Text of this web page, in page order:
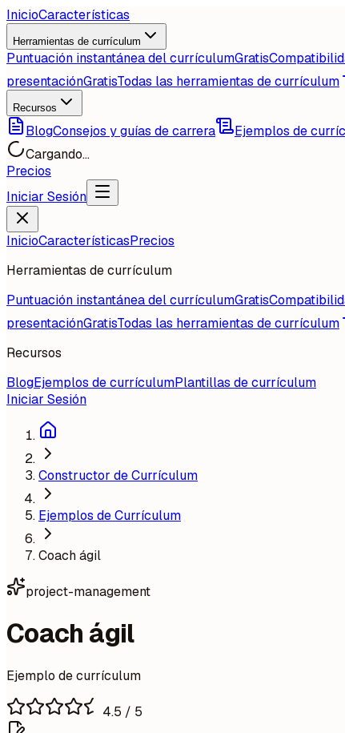
InicioCaracterísticas
Herramientas de currículum
Puntuación instantánea del currículumGratis
presentaciónGratisTodas las herramientas de currículum
Recursos
BlogConsejos y guías de carrera Ejemplos de
Cargando...
Precios
Iniciar Sesión
InicioCaracterísticasPrecios
Herramientas de currículum
Puntuación instantánea del currículumGratis
presentaciónGratisTodas las herramientas de currículum
Recursos
BlogEjemplos de currículumPlantillas de currículum
Iniciar Sesión
Constructor de Currículum
Ejemplos de Currículum
Coach ágil
project-management
Coach ágil
Ejemplo de currículum
4.5 / 5